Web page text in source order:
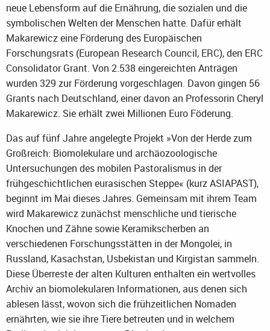
neue Lebensform auf die Ernährung, die sozialen und die
symbolischen Welten der Menschen hatte. Dafür erhält
Makarewicz eine Förderung des Europäischen
Forschungsrats (European Research Council, ERC), den ERC
Consolidator Grant. Von 2.538 eingereichten Anträgen
wurden 329 zur Förderung vorgeschlagen. Davon gingen 56
Grants nach Deutschland, einer davon an Professorin Cheryl
Makarewicz. Sie erhält zwei Millionen Euro Föderung.
Das auf fünf Jahre angelegte Projekt »Von der Herde zum
Großreich: Biomolekulare und archäozoologische
Untersuchungen des mobilen Pastoralismus in der
frühgeschichtlichen eurasischen Steppe« (kurz ASIAPAST),
beginnt im Mai dieses Jahres. Gemeinsam mit ihrem Team
wird Makarewicz zunächst menschliche und tierische
Knochen und Zähne sowie Keramikscherben an
verschiedenen Forschungsstätten in der Mongolei, in
Russland, Kasachstan, Usbekistan und Kirgistan sammeln.
Diese Überreste der alten Kulturen enthalten ein wertvolles
Archiv an biomolekularen Informationen, aus denen sich
ablesen lässt, wovon sich die frühzeitlichen Nomaden
ernährten, wie sie ihre Tiere betreuten und in welchem